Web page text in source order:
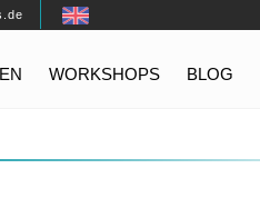
WORKSHOPS BLOG